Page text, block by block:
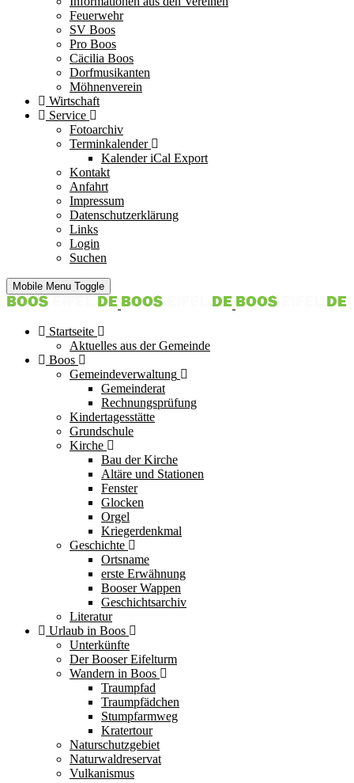
Feuerwehr
SV Boos
Pro Boos
Cäcilia Boos
Dorfmusikanten
Möhnenverein
Wirtschaft
Service
Fotoarchiv
Terminkalender
Kalender iCal Export
Kontakt
Anfahrt
Impressum
Datenschutzerklärung
Links
Login
Suchen
Mobile Menu Toggle
Startseite
Aktuelles aus der Gemeinde
Boos
Gemeindeverwaltung
Gemeinderat
Rechnungsprüfung
Kindertagesstätte
Grundschule
Kirche
Bau der Kirche
Altäre und Stationen
Fenster
Glocken
Orgel
Kriegerdenkmal
Geschichte
Ortsname
erste Erwähnung
Booser Wappen
Geschichtsarchiv
Literatur
Urlaub in Boos
Unterkünfte
Der Booser Eifelturm
Wandern in Boos
Traumpfad
Traumpfädchen
Stumpfarmweg
Kratertour
Naturschutzgebiet
Naturwaldreservat
Vulkanismus